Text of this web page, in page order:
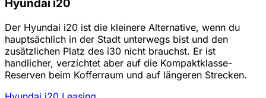
Hyundai i20
Der Hyundai i20 ist die kleinere Alternative, wenn du
hauptsächlich in der Stadt unterwegs bist und den
zusätzlichen Platz des i30 nicht brauchst. Er ist
handlicher, verzichtet aber auf die Kompaktklasse-
Reserven beim Kofferraum und auf längeren Strecken.